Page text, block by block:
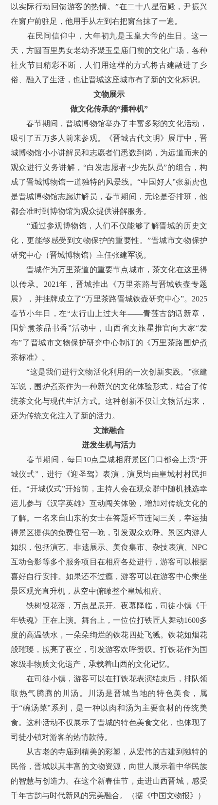
以实际行动回馈游客的热情。”在二十八星宿殿，尹振兴
在窗户前驻足，他用手从左到右把窗台抹了一遍。
在民间信仰中，大年初九是玉皇大帝的生日。这一
天，方圆百里男女老幼齐聚玉皇庙门前的文化广场，各种
社火节目精彩不断，人们用这样的方式将古建融进了乡
俗、融入了生活，也让晋城这座城市有了新的文化标识。
文物展示
做文化传承的“播种机”
春节期间，晋城博物馆举办了丰富多彩的文化活动，
吸引了五万多人前来参观。《晋城古代文明》展厅中，晋
城博物馆小小讲解员和志愿者们悉数到岗，为远道而来的
观众进行义务讲解，“白发志愿者+少先队员”的组合，构
成了晋城博物馆一道独特的风景线。“中国好人”张新虎也
是晋城博物馆志愿讲解员，春节期间，无论是否排班，他
都会准时到博物馆为观众提供讲解服务。
“通过参观博物馆，人们不仅能够了解晋城的历史文
化，更能够感受到文物保护的重要性。”晋城市文物保护
研究中心（晋城博物馆）主任张建军说。
晋城作为万里茶道的重要节点城市，茶文化在这里得
以传承。2021年，晋城推出《万里茶路与晋城铁壶专题
展》，并挂牌成立了“万里茶路晋城铁壶研究中心”。2025
春节小年日，在“太行山上过大年——青莲古韵话新章，
围炉煮茶品书香”活动中，山西省文旅星推官向大家“发
布”了晋城市文物保护研究中心制订的《万里茶路围炉煮
茶标准》。
“这是我们进行文物活化利用的一次创新实践。”张建
军说，围炉煮茶作为一种新兴的文化体验形式，结合了传
统茶文化与现代生活方式。这种创新不仅让文物活起来，
还为传统文化注入了新的活力。
文旅融合
迸发生机与活力
春节期间，每日10点皇城相府景区门口都会上演“开
城仪式”，进行《迎圣驾》表演，演员均由皇城村村民担
任。“开城仪式”开始前，主持人会在观众群中随机挑选幸
运儿参与《汉字英雄》互动闯关体验，增加对传统文化的
了解。一名来自山东的女士在答题环节连闯三关，幸运抽
得景区提供的免费住宿一晚，引发观众欢呼。景区内游人
如织，包括演艺、非遗展示、美食集市、杂技表演、NPC
互动合影等多个服务项目在相府各处进行，游客可以根据
喜好自行安排。如果还不过瘾，游客可以在游客中心乘坐
景区观光直升机，从空中俯瞰整个皇城相府。
铁树银花落，万点星辰开。夜幕降临，司徒小镇《千
年铁魂》正在上演。舞台上，一位位打铁匠人舞动1600多
度的高温铁水，一朵朵绚烂的铁花四处飞溅。铁花如烟花
般璀璨，照亮了夜空，引发游客欢呼赞叹。打铁花作为国
家级非物质文化遗产，承载着山西的文化记忆。
在司徒小镇，游客可以在打铁花表演结束后，排队领
取热气腾腾的川汤。川汤是晋城当地的特色美食，属
于“碗汤菜”系列，是一种以肉和汤为主要食材的传统美
食。这种活动不仅展示了晋城的特色美食文化，也体现了
司徒小镇对游客的热情款待。
从古老的寺庙到精美的彩塑，从宏伟的古建到独特的
民俗，晋城以其丰富的文物资源，向世人展示着中华民族
的智慧与创造力。在这个新春佳节，走进山西晋城，感受
千年古韵与时代新风的完美融合。（据《中国文物报》）